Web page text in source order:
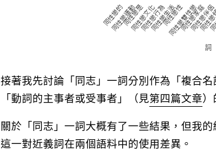
接著我先討論「同志」一詞分別作為「複合
「動詞的主事者或受事者」（見第四篇文章）
關於「同志」一詞大概有了一些結果，但我
這一對近義詞在兩個語料中的使用差異。